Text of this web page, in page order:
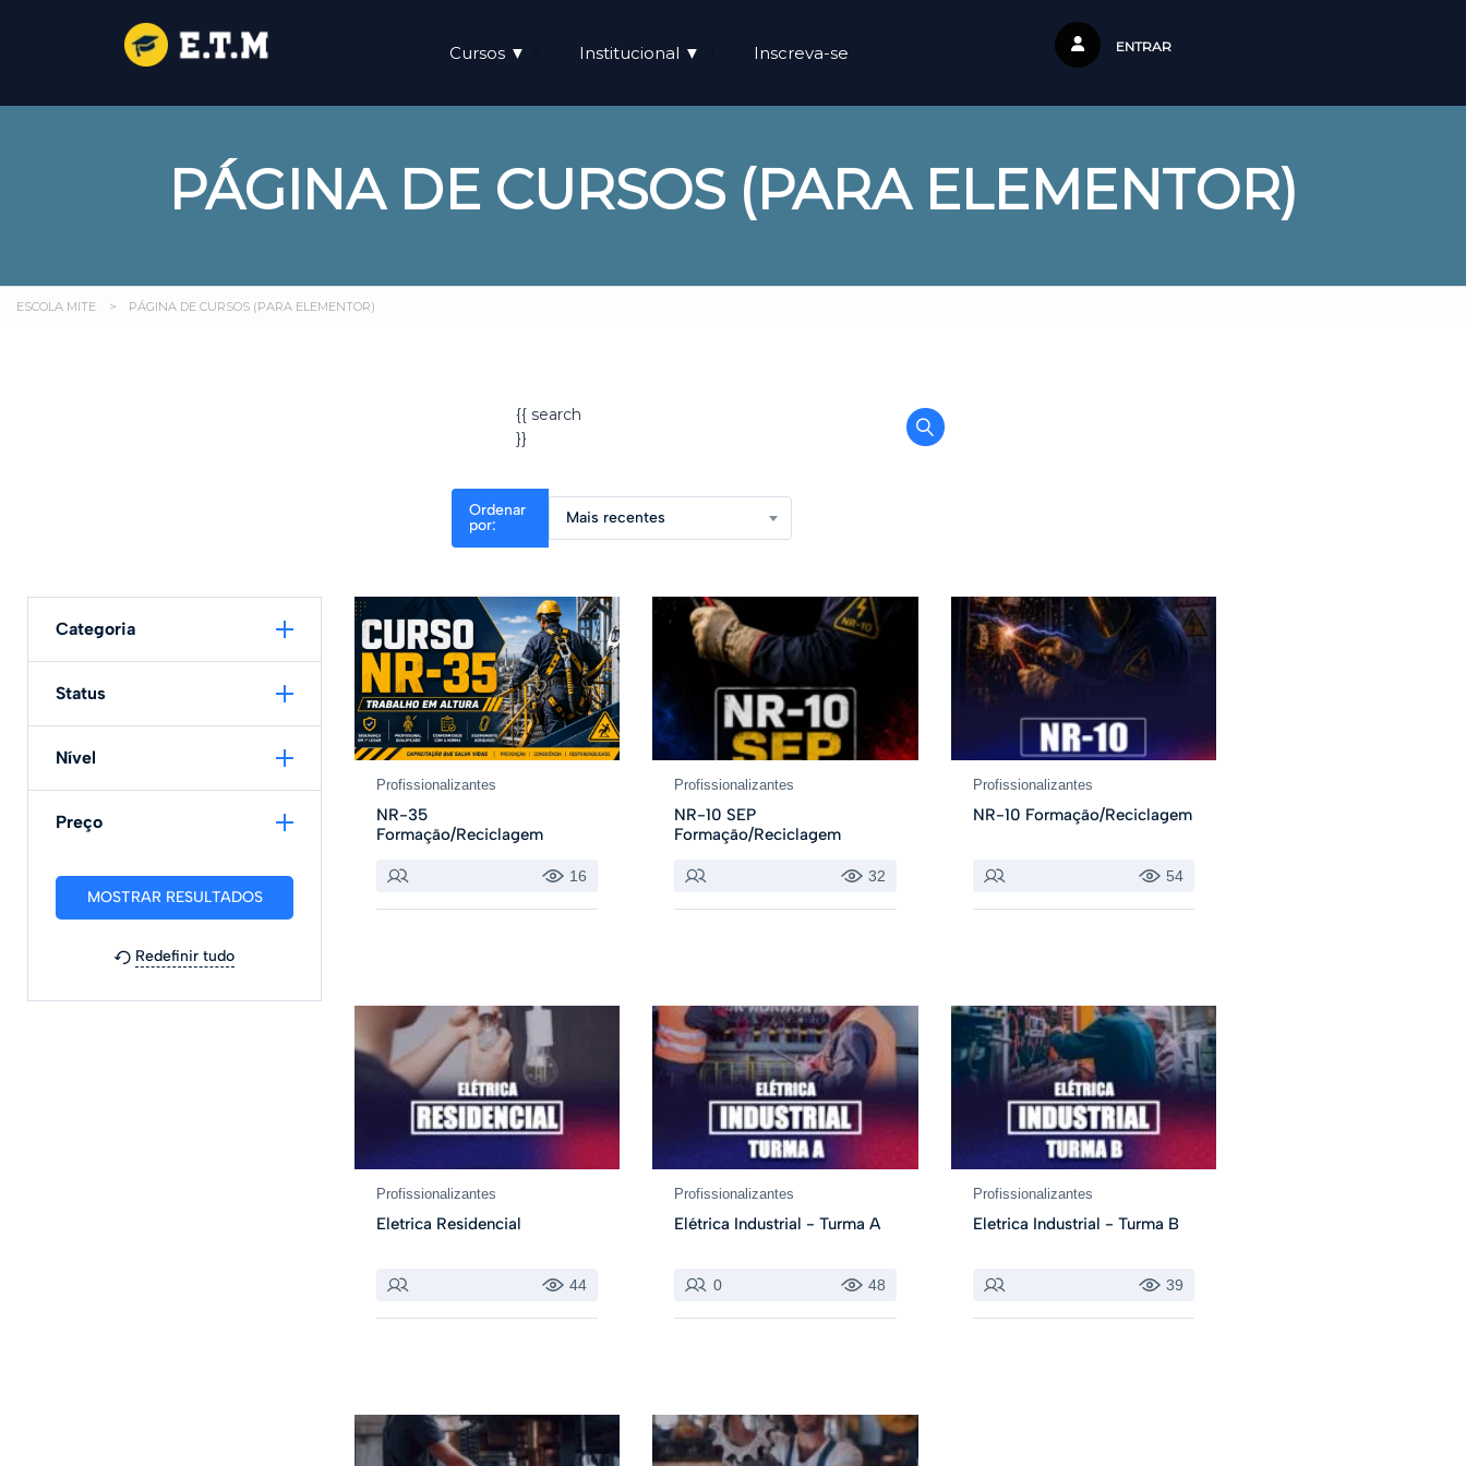
Cursos ▼ Institucional ▼ Inscreva-se ENTRAR
PÁGINA DE CURSOS (PARA ELEMENTOR)
ESCOLA MITE > PÁGINA DE CURSOS (PARA ELEMENTOR)
{{ search
}}
Ordenar
por:
Mais recentes
Categoria
Status
Nível
Preço
Redefinir tudo
Profissionalizantes
NR-35
Formação/Reciclagem
16
Profissionalizantes
NR-10 SEP
Formação/Reciclagem
32
Profissionalizantes
NR-10 Formação/Reciclagem
54
Profissionalizantes
Eletrica Residencial
44
Profissionalizantes
Elétrica Industrial - Turma A
0 48
Profissionalizantes
Eletrica Industrial - Turma B
39